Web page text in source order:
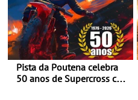
Pista da Poutena celebra
50 anos de Supercross com